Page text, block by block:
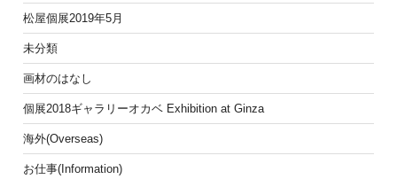
松屋個展2019年5月
未分類
画材のはなし
個展2018ギャラリーオカベ Exhibition at Ginza
海外(Overseas)
お仕事(Information)